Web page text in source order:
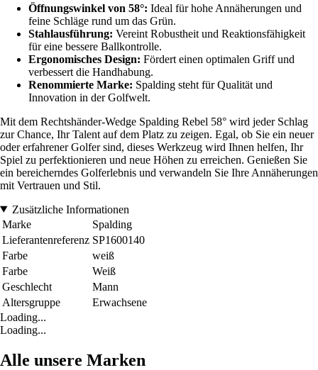
Öffnungswinkel von 58°: Ideal für hohe Annäherungen und
feine Schläge rund um das Grün.
Stahlausführung: Vereint Robustheit und Reaktionsfähigkeit
für eine bessere Ballkontrolle.
Ergonomisches Design: Fördert einen optimalen Griff und
verbessert die Handhabung.
Renommierte Marke: Spalding steht für Qualität und
Innovation in der Golfwelt.
Mit dem Rechtshänder-Wedge Spalding Rebel 58° wird jeder Schlag
zur Chance, Ihr Talent auf dem Platz zu zeigen. Egal, ob Sie ein neuer
oder erfahrener Golfer sind, dieses Werkzeug wird Ihnen helfen, Ihr
Spiel zu perfektionieren und neue Höhen zu erreichen. Genießen Sie
ein bereicherndes Golferlebnis und verwandeln Sie Ihre Annäherungen
mit Vertrauen und Stil.
Zusätzliche Informationen
Marke
Spalding
Lieferantenreferenz SP1600140
Farbe
weiß
Farbe
Weiß
Geschlecht
Mann
Altersgruppe
Erwachsene
Loading...
Loading...
Alle unsere Marken